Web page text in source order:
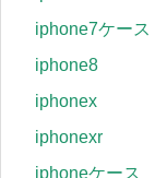
iphone7ケース
iphone8
iphonex
iphonexr
iphoneケース